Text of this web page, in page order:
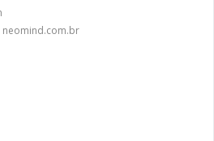
neomind.com.br